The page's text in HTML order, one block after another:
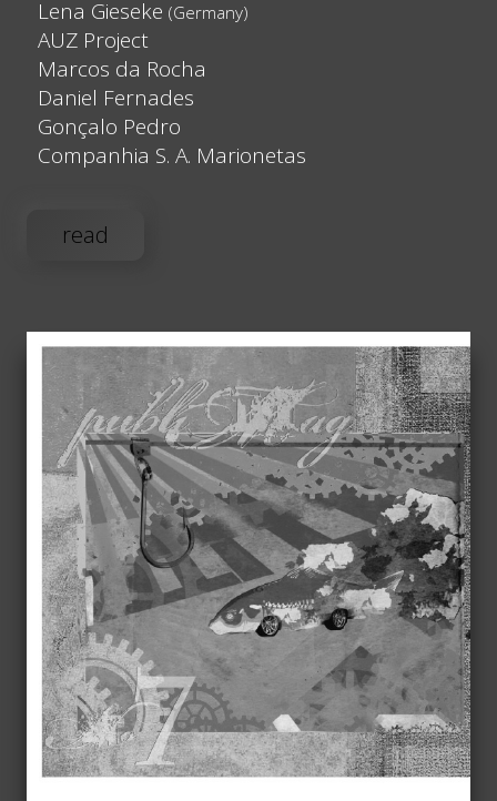
Lena Gieseke (Germany)
AUZ Project
Marcos da Rocha
Daniel Fernades
Gonçalo Pedro
Companhia S. A. Marionetas
read